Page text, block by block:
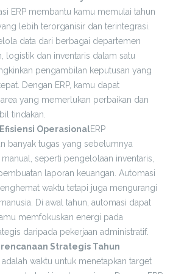
ERP membantu kamu memulai tahun
lebih terorganisir dan terintegrasi.
data dari berbagai departemen
logistik dan inventaris dalam satu
pengambilan keputusan yang
Dengan ERP, kamu dapat
yang memerlukan perbaikan dan
tindakan.
OperasionalERP
banyak tugas yang sebelumnya
seperti pengelolaan inventaris,
laporan keuangan. Automasi
waktu tetapi juga mengurangi
Di awal tahun, automasi dapat
memfokuskan energi pada
daripada pekerjaan administratif.
Strategis Tahun
waktu untuk menetapkan target